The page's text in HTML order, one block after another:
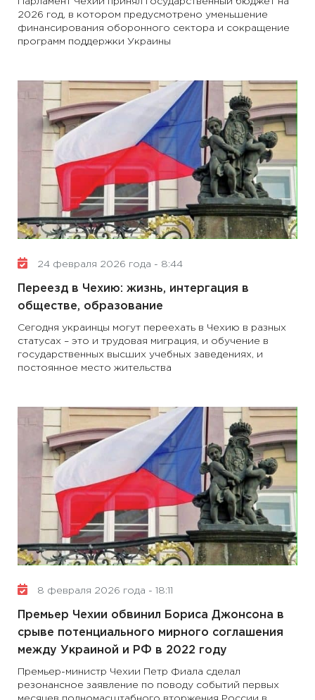
2026 год, в котором предусмотрено уменьшение
финансирования оборонного сектора и сокращение
программ поддержки Украины
24 февраля 2026 года - 8:44
Переезд в Чехию: жизнь, интергация в
обществе, образование
Сегодня украинцы могут переехать в Чехию в разных
статусах – это и трудовая миграция, и обучение в
государственных высших учебных заведениях, и
постоянное место жительства
8 февраля 2026 года - 18:11
Премьер Чехии обвинил Бориса Джонсона в
срыве потенциального мирного соглашения
между Украиной и РФ в 2022 году
Премьер-министр Чехии Петр Фиала сделал
резонансное заявление по поводу событий первых